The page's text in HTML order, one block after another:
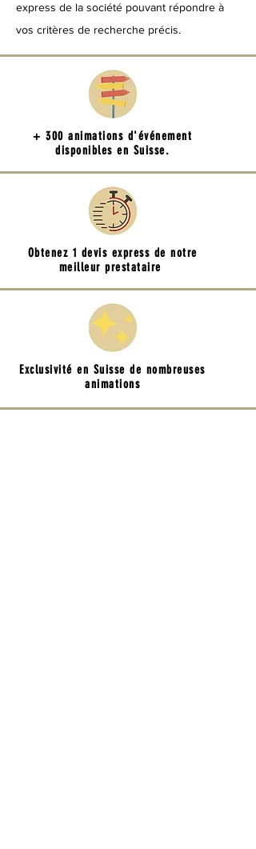
express de la société pouvant répondre à
vos critères de recherche précis.
+ 300 animations d'événement
disponibles en Suisse.
Obtenez 1 devis express de notre
meilleur prestataire
Exclusivité en Suisse de nombreuses
animations